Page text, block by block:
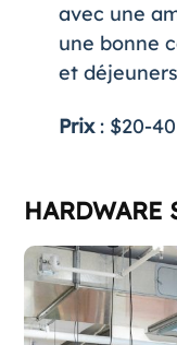
avec une
une bonne
et
Prix: $20-40
HARDWARE